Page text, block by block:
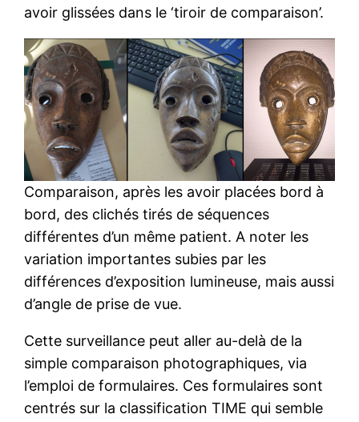
avoir glissées dans le ‘tiroir de comparaison’.
Comparaison, après les avoir placées bord à
bord, des clichés tirés de séquences
différentes d’un même patient. A noter les
variation importantes subies par les
différences d’exposition lumineuse, mais aussi
d’angle de prise de vue.
Cette surveillance peut aller au-delà de la
simple comparaison photographiques, via
l’emploi de formulaires. Ces formulaires sont
centrés sur la classification TIME qui semble